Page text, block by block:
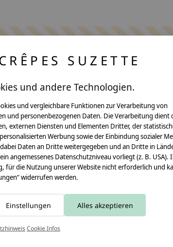
MOMA
SUZETTE
und andere Technologien.
und vergleichbare Funktionen zur Verarbeitung von
und personenbezogenen Daten. Die Verarbeitung dient
externen Diensten und Elementen Dritter, der
Werbung sowie der Einbindung sozialer
Daten an Dritte weitergegeben und an Dritte in
angemessenes Datenschutzniveau vorliegt (z. B. USA).
für die Nutzung unserer Website nicht erforderlich und
widerrufen werden.
Einstellungen Alles akzeptieren
Cookie Infos